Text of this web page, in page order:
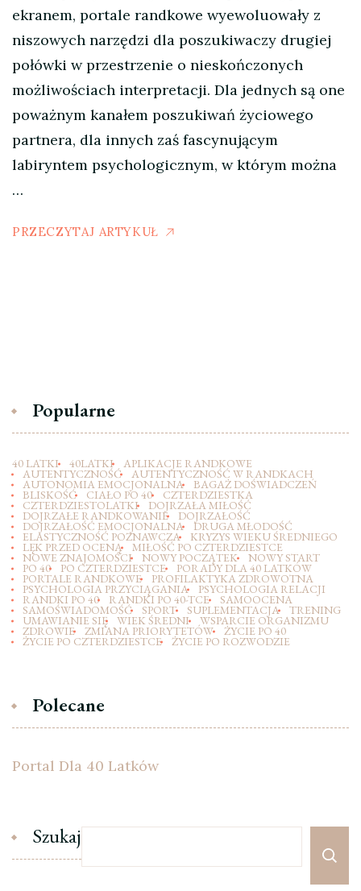
ekranem, portale randkowe wyewoluowały z
niszowych narzędzi dla poszukiwaczy drugiej
połówki w przestrzenie o nieskończonych
możliwościach interpretacji. Dla jednych są one
poważnym kanałem poszukiwań życiowego
partnera, dla innych zaś fascynującym
labiryntem psychologicznym, w którym można
…
PRZECZYTAJ ARTYKUŁ
Popularne
40 LATKI 40LATKI APLIKACJE RANDKOWE
AUTENTYCZNOŚĆ AUTENTYCZNOŚĆ W RANDKACH
AUTONOMIA EMOCJONALNA BAGAŻ DOŚWIADCZEŃ
BLISKOŚĆ CIAŁO PO 40 CZTERDZIESTKA
CZTERDZIESTOLATKI DOJRZAŁA MIŁOŚĆ
DOJRZAŁE RANDKOWANIE DOJRZAŁOŚĆ
DOJRZAŁOŚĆ EMOCJONALNA DRUGA MŁODOŚĆ
ELASTYCZNOŚĆ POZNAWCZA KRYZYS WIEKU ŚREDNIEGO
LĘK PRZED OCENĄ MIŁOŚĆ PO CZTERDZIESTCE
NOWE ZNAJOMOŚCI NOWY POCZĄTEK NOWY START
PO 40 PO CZTERDZIESTCE PORADY DLA 40 LATKÓW
PORTALE RANDKOWE PROFILAKTYKA ZDROWOTNA
PSYCHOLOGIA PRZYCIĄGANIA PSYCHOLOGIA RELACJI
RANDKI PO 40 RANDKI PO 40-TCE SAMOOCENA
SAMOŚWIADOMOŚĆ SPORT SUPLEMENTACJA TRENING
UMAWIANIE SIĘ WIEK ŚREDNI WSPARCIE ORGANIZMU
ZDROWIE ZMIANA PRIORYTETÓW ŻYCIE PO 40
ŻYCIE PO CZTERDZIESTCE ŻYCIE PO ROZWODZIE
Polecane
Portal Dla 40 Latków
Szukaj